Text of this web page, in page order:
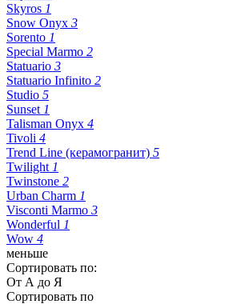
Skyros 1
Snow Onyx 3
Sorento 1
Special Marmo 2
Statuario 3
Statuario Infinito 2
Studio 5
Sunset 1
Talisman Onyx 4
Tivoli 4
Trend Line (керамогранит) 5
Twilight 1
Twinstone 2
Urban Charm 1
Visconti Marmo 3
Wonderful 1
Wow 4
меньше
Сортировать по:
От А до Я
Сортировать по